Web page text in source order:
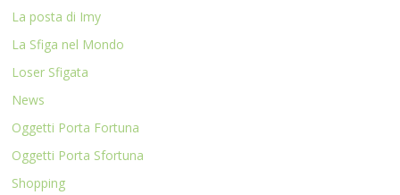
La posta di Imy
La Sfiga nel Mondo
Loser Sfigata
News
Oggetti Porta Fortuna
Oggetti Porta Sfortuna
Shopping